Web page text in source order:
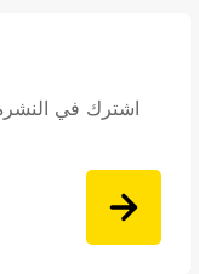
اشترك في النشرة